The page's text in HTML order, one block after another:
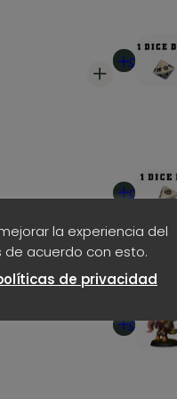
e
1
,
3
€
a
S
m
b
o
c
Añadir
al
carrito
Añadir
al
al
carrito
la experiencia del
de acuerdo con esto.
de privacidad